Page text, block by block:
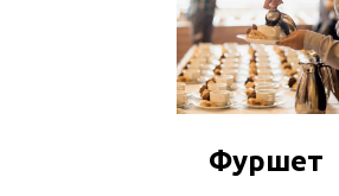
Фуршет